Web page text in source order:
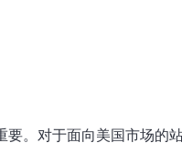
。对于面向美国市场的